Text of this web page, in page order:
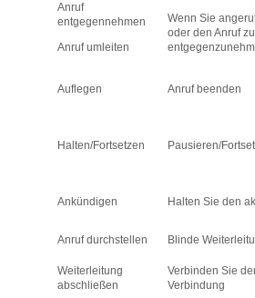
Anruf
entgegennehmen
Anruf umleiten
Wenn Sie
oder den Anruf
Auflegen Anruf beenden
Halten/Fortsetzen Pausieren/
Ankündigen Halten Sie den
Anruf durchstellen Blinde
Weiterleitung
abschließen
Verbinden Sie
Verbindung